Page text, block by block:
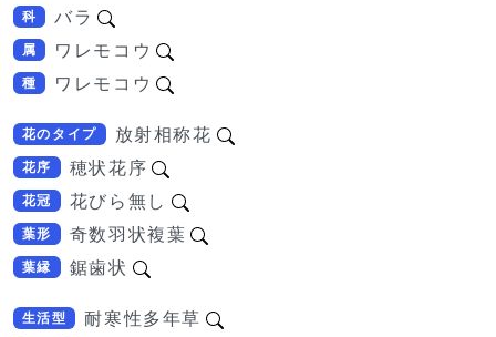
科 バラ
属 ワレモコウ
種 ワレモコウ
花のタイプ 放射相称花
花序 穂状花序
花冠 花びら無し
葉形 奇数羽状複葉
葉縁 鋸歯状
生活型 耐寒性多年草